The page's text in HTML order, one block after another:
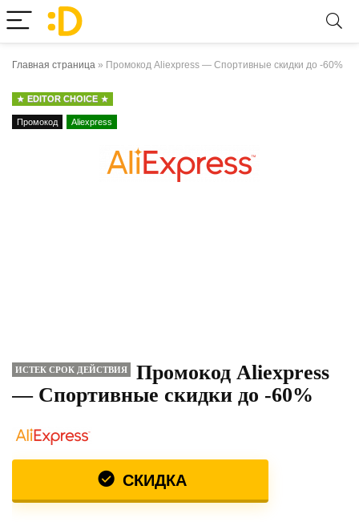
Главная страница » Промокод Aliexpress — Спортивные скидки до -60%
EDITOR CHOICE
Промокод Aliexpress
ИСТЕК СРОК ДЕЙСТВИЯ
Промокод Aliexpress
— Спортивные скидки до -60%
СКИДКА